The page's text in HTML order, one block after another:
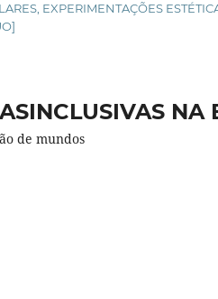
EXPERIMENTAÇÕES
NA
de mundos